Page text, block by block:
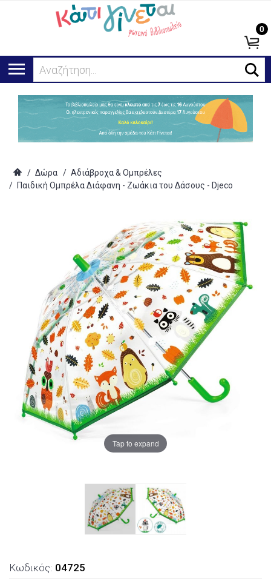
Αναζήτηση...
0
/ Δώρα / Αδιάβροχα & Ομπρέλες
/ Παιδική Ομπρέλα Διάφανη - Ζωάκια του Δάσους - Djeco
Tap to expand
Κωδικός: 04725